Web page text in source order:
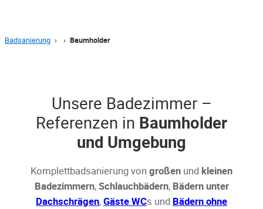
Badsanierung › › Baumholder
Unsere Badezimmer –
Referenzen in Baumholder
und Umgebung
Komplettbadsanierung von großen und kleinen
Badezimmern,Schlauchbädern, Bädern unter
Dachschrägen,Gäste WCs und Bädern ohne